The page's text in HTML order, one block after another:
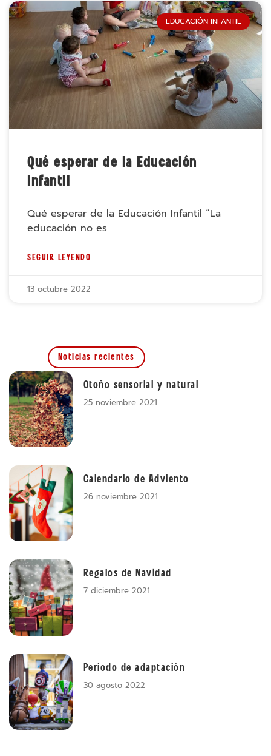
EDUCACIÓN INFANTIL
Qué esperar de la Educación
Infantil
Qué esperar de la Educación Infantil “La
educación no es
SEGUIR LEYENDO
13 octubre 2022
Noticias recientes
Otoño sensorial y natural
25 noviembre 2021
Calendario de Adviento
26 noviembre 2021
Regalos de Navidad
7 diciembre 2021
Período de adaptación
30 agosto 2022